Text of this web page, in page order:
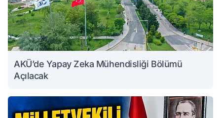
AKÜ’de Yapay Zeka Mühendisliği Bölümü
Açılacak